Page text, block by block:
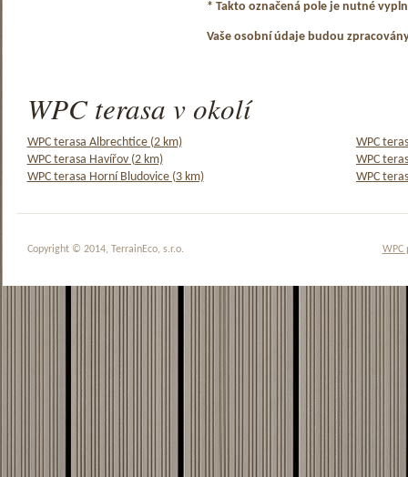
* Takto označená pole je nutné
Vaše osobní údaje budou
WPC terasa v okolí
WPC terasa Albrechtice (2 km)
WPC
WPC terasa Havířov (2 km)
WPC
WPC terasa Horní Bludovice (3 km)
WPC
WPC
Copyright © 2014, TerrainEco, s.r.o.